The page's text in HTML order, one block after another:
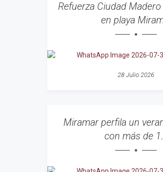
Refuerza Ciudad
en playa
28 Julio 2026
Miramar perfila un
con más de